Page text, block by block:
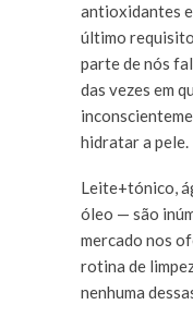
antioxidantes e
último
parte de nós
das vezes em
hidratar a pele.
Leite+tónico,
óleo — são
mercado nos
rotina de
nenhuma